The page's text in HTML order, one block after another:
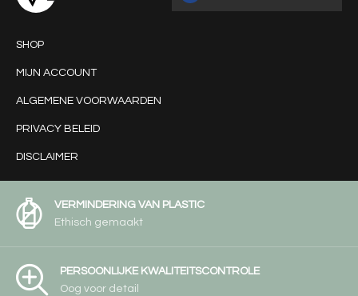
SHOP
MIJN ACCOUNT
ALGEMENE VOORWAARDEN
PRIVACY BELEID
DISCLAIMER
VERMINDERING VAN PLASTIC
Ethisch gemaakt
PERSOONLIJKE KWALITEITSCONTROLE
Oog voor detail